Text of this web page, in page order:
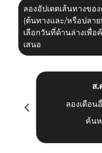
ลองอัปเดตเส้นทางขอ
(ต้นทางและ/หรือปลาย
เลือกวันที่ด้านล่างเพื่อ
เสนอ
chevron_left
ส.
ลองเดือน
ค้น